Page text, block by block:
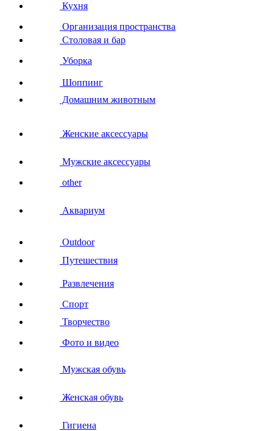
Кухня
Организация пространства
Столовая и бар
Уборка
Шоппинг
Домашним животным
Женские аксессуары
Мужские аксессуары
other
Аквариум
Outdoor
Путешествия
Развлечения
Спорт
Творчество
Фото и видео
Мужская обувь
Женская обувь
Гигиена